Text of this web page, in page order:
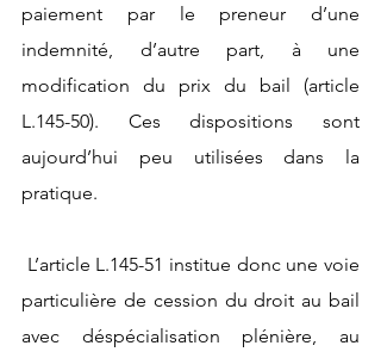
paiement par le preneur d’une
indemnité, d’autre part, à une
modification du prix du bail (article
L.145-50). Ces dispositions sont
aujourd’hui peu utilisées dans la
pratique.
particulière de cession du droit au bail
avec déspécialisation plénière, au